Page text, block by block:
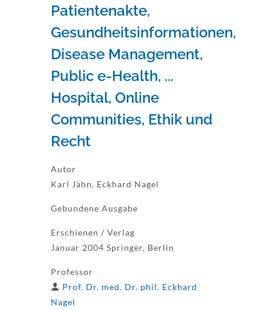
Patientenakte,
Gesundheitsinformationen,
Disease Management,
Public e-Health, ...
Hospital, Online
Communities, Ethik und
Recht
Autor
Karl Jähn, Eckhard Nagel
Gebundene Ausgabe
Erschienen / Verlag
Januar 2004 Springer, Berlin
Professor
Prof. Dr. med. Dr. phil. Eckhard
Nagel